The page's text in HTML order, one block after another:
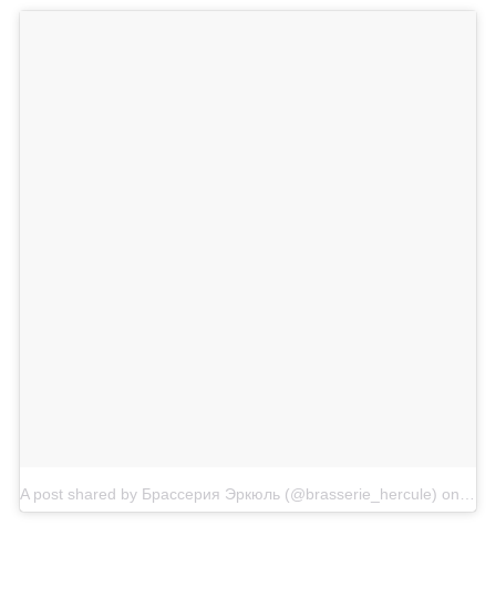
A post shared by Брассерия Эркюль (@brasserie_hercule) on